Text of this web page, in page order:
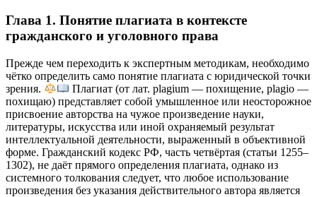
Глава 1. Понятие плагиата в контексте
гражданского и уголовного права
Прежде чем переходить к экспертным методикам, необходимо
чётко определить само понятие плагиата с юридической точки
зрения.
Плагиат (от лат. plagium — похищение, plagio —
похищаю) представляет собой умышленное или неосторожное
присвоение авторства на чужое произведение науки,
литературы, искусства или иной охраняемый результат
интеллектуальной деятельности, выраженный в объективной
форме. Гражданский кодекс РФ, часть четвёртая (статьи 1255–
1302), не даёт прямого определения плагиата, однако из
системного толкования следует, что любое использование
произведения без указания действительного автора является